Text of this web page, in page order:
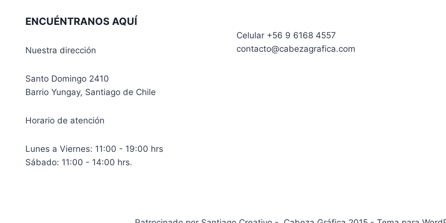
ENCUÉNTRANOS AQUÍ
Nuestra dirección
Santo Domingo 2410
Barrio Yungay, Santiago de Chile
Horario de atención
Lunes a Viernes: 11:00 - 19:00 hrs
Sábado: 11:00 - 14:00 hrs.
Celular +56 9 6168 4557
contacto@cabezagrafica.com